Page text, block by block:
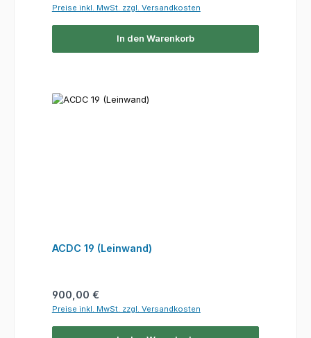
Preise inkl. MwSt. zzgl. Versandkosten
In den Warenkorb
ACDC 19 (Leinwand)
Regulärer Preis:
900,00 €
Preise inkl. MwSt. zzgl. Versandkosten